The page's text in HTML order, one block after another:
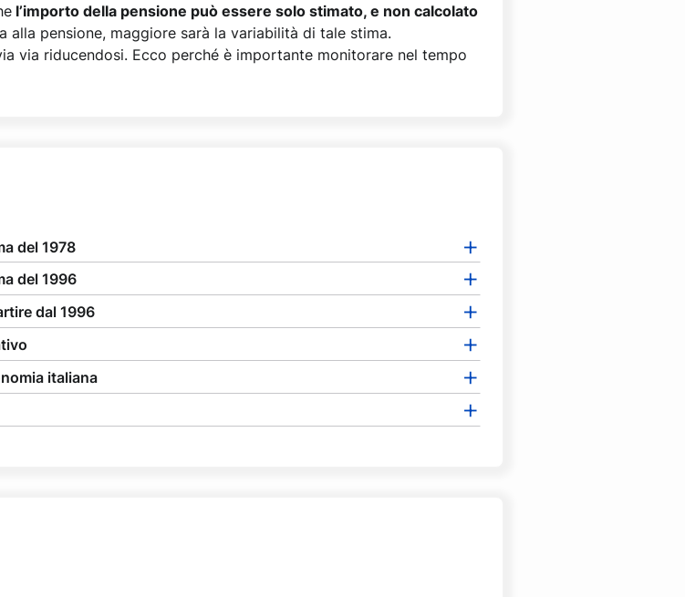
l’importo della pensione può essere solo stimato, e non calcolato
alla pensione, maggiore sarà la variabilità di tale stima.
via riducendosi. Ecco perché è importante monitorare nel tempo
del 1978
del 1996
dal 1996
italiana